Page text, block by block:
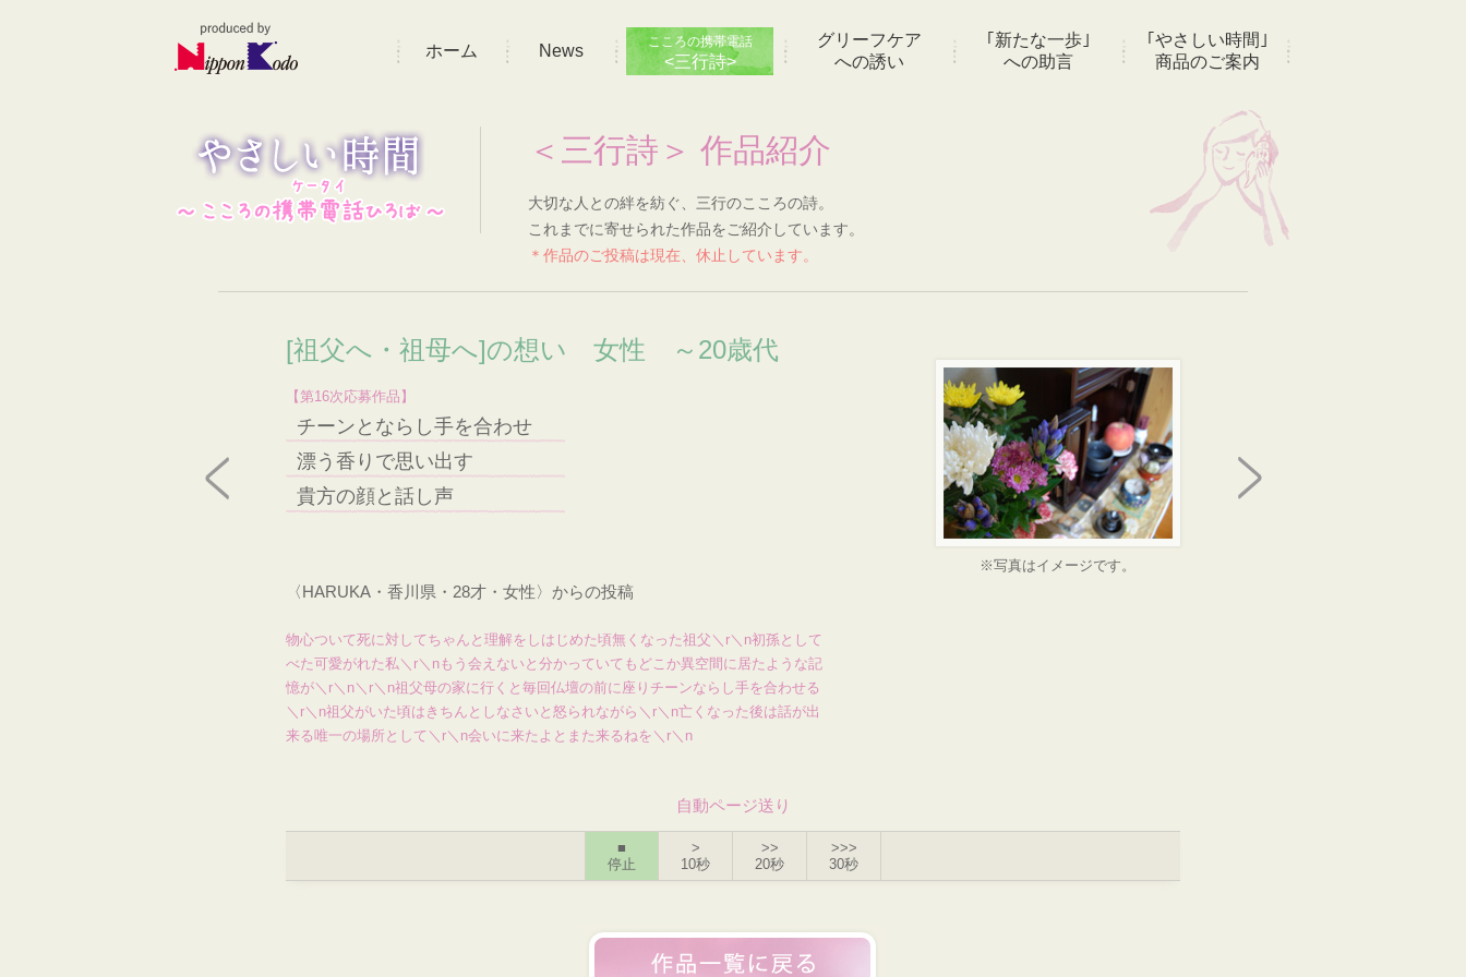
ホーム News こころの携帯電話
<三行詩>
グリーフケア
への誘い
｢新たな一歩｣
への助言
｢やさしい時間｣
商品のご案内
＜三行詩＞ 作品紹介
大切な人との絆を紡ぐ、三行のこころの詩。
これまでに寄せられた作品をご紹介しています。
＊作品のご投稿は現在、休止しています。
[祖父へ・祖母へ]の想い 女性 ～20歳代
【第16次応募作品】
チーンとならし手を合わせ
漂う香りで思い出す
貴方の顔と話し声
※写真はイメージです。
〈HARUKA・香川県・28才・女性〉からの投稿
物心ついて死に対してちゃんと理解をしはじめた頃無くなった祖父＼r＼n初孫として
べた可愛がれた私＼r＼nもう会えないと分かっていてもどこか異空間に居たような記
憶が＼r＼n＼r＼n祖父母の家に行くと毎回仏壇の前に座りチーンならし手を合わせる
＼r＼n祖父がいた頃はきちんとしなさいと怒られながら＼r＼n亡くなった後は話が出
来る唯一の場所として＼r＼n会いに来たよとまた来るねを＼r＼n
自動ページ送り
■
停止
>
10秒
>>
20秒
>>>
30秒